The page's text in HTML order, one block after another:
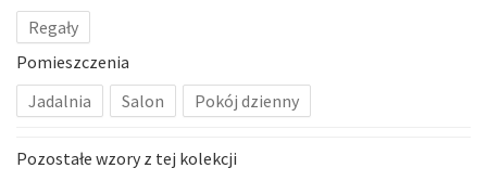
Regały
Pomieszczenia
Jadalnia
Salon Pokój dzienny
Pozostałe wzory z tej kolekcji